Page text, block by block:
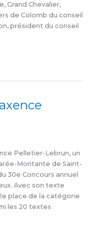
Grand Chevalier,
de Colomb du conseil
président du conseil
Pelletier-Lebrun, un
Montante de Saint-
30e Concours annuel
Avec son texte
place de la catégorie
les 20 textes